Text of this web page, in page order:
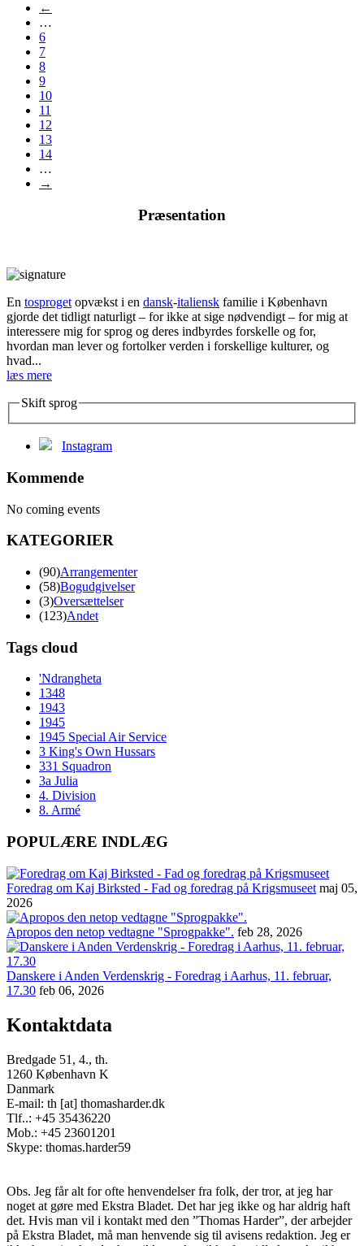
←
…
6
7
8
9
10
11
12
13
14
…
→
Præsentation
En tosproget opvækst i en dansk-italiensk familie i København
gjorde det tidligt naturligt – for ikke at sige nødvendigt – for mig at
interessere mig for sprog og deres indbyrdes forskelle og for,
hvordan man lever og fortolker verden i forskellige kulturer, og
hvad...
læs mere
Skift sprog
Instagram
Kommende
No coming events
KATEGORIER
(90)Arrangementer
(58)Bogudgivelser
(3)Oversættelser
(123)Andet
Tags cloud
'Ndrangheta
1348
1943
1945
1945 Special Air Service
3 King's Own Hussars
331 Squadron
3a Julia
4. Division
8. Armé
POPULÆRE INDLÆG
Foredrag om Kaj Birksted - Fad og foredrag på Krigsmuseet maj 05,
2026
Apropos den netop vedtagne "Sprogpakke". feb 28, 2026
Danskere i Anden Verdenskrig - Foredrag i Aarhus, 11. februar,
17.30 feb 06, 2026
Kontaktdata
Bredgade 51, 4., th.
1260 København K
Danmark
E-mail: th [at] thomasharder.dk
Tlf..: +45 35436220
Mob.: +45 23601201
Skype: thomas.harder59
Obs. Jeg får alt for ofte henvendelser fra folk, der tror, at jeg har
noget at gøre med Ekstra Bladet. Det har jeg ikke og har aldrig haft
det. Hvis man vil i kontakt med den ”Thomas Harder”, der arbejder
på Ekstra Bladet, må man henvende sig til avisens redaktion. Jeg er